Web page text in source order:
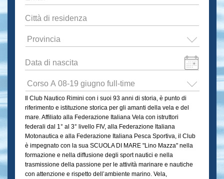
Città
di
residenza
Provincia
Data
di
nascita
data:GG
slash
slash
AAAA
Scuola
di
mare
"
Lino
Mazza"
2026 *
Il Club Nautico Rimini con i suoi 93 anni di storia, è punto di
riferimento e istituzione storica per gli amanti della vela e del
mare. Affiliato alla Federazione Italiana Vela con istruttori
federali dal 1° al 3° livello FIV, alla Federazione Italiana
Motonautica e alla Federazione Italiana Pesca Sportiva, il Club
è impegnato con la sua SCUOLA DI MARE "Lino Mazza" nella
formazione e nella diffusione degli sport nautici e nella
trasmissione della passione per le attività marinare e nautiche
con attenzione e rispetto dell’ambiente marino. Vela,